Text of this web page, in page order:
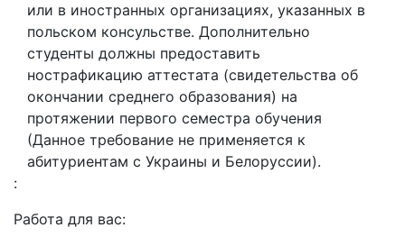
или в иностранных организациях, указанных в
польском консульстве. Дополнительно
студенты должны предоставить
нострафикацию аттестата (свидетельства об
окончании среднего образования) на
протяжении первого семестра обучения
(Данное требование не применяется к
абитуриентам с Украины и Белоруссии).
:
Работа для вас: